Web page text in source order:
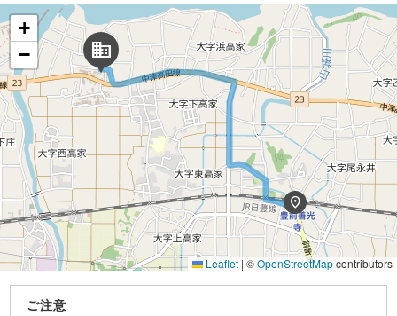
location_on
domain
+
−
Leaflet | ©OpenStreetMapcontributors
ご注意